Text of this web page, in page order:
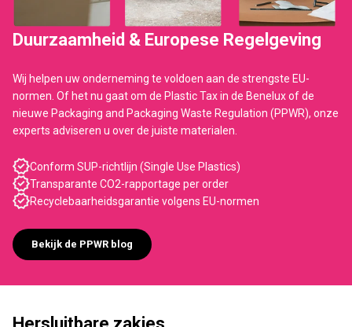
Duurzaamheid & Europese Regelgeving
Wij helpen uw onderneming te voldoen aan de strengste EU-
normen. Of het nu gaat om de Plastic Tax in de Benelux of de
nieuwe Packaging and Packaging Waste Regulation (PPWR), onze
experts adviseren u over de juiste materialen.
Conform SUP-richtlijn (Single Use Plastics)
Transparante CO2-rapportage per order
Recyclebaarheidsgarantie volgens EU-normen
Bekijk de PPWR blog